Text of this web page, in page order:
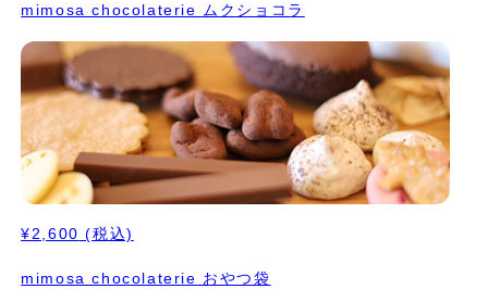
mimosa chocolaterie ムクショコラ
¥2,600 (税込)
mimosa chocolaterie おやつ袋